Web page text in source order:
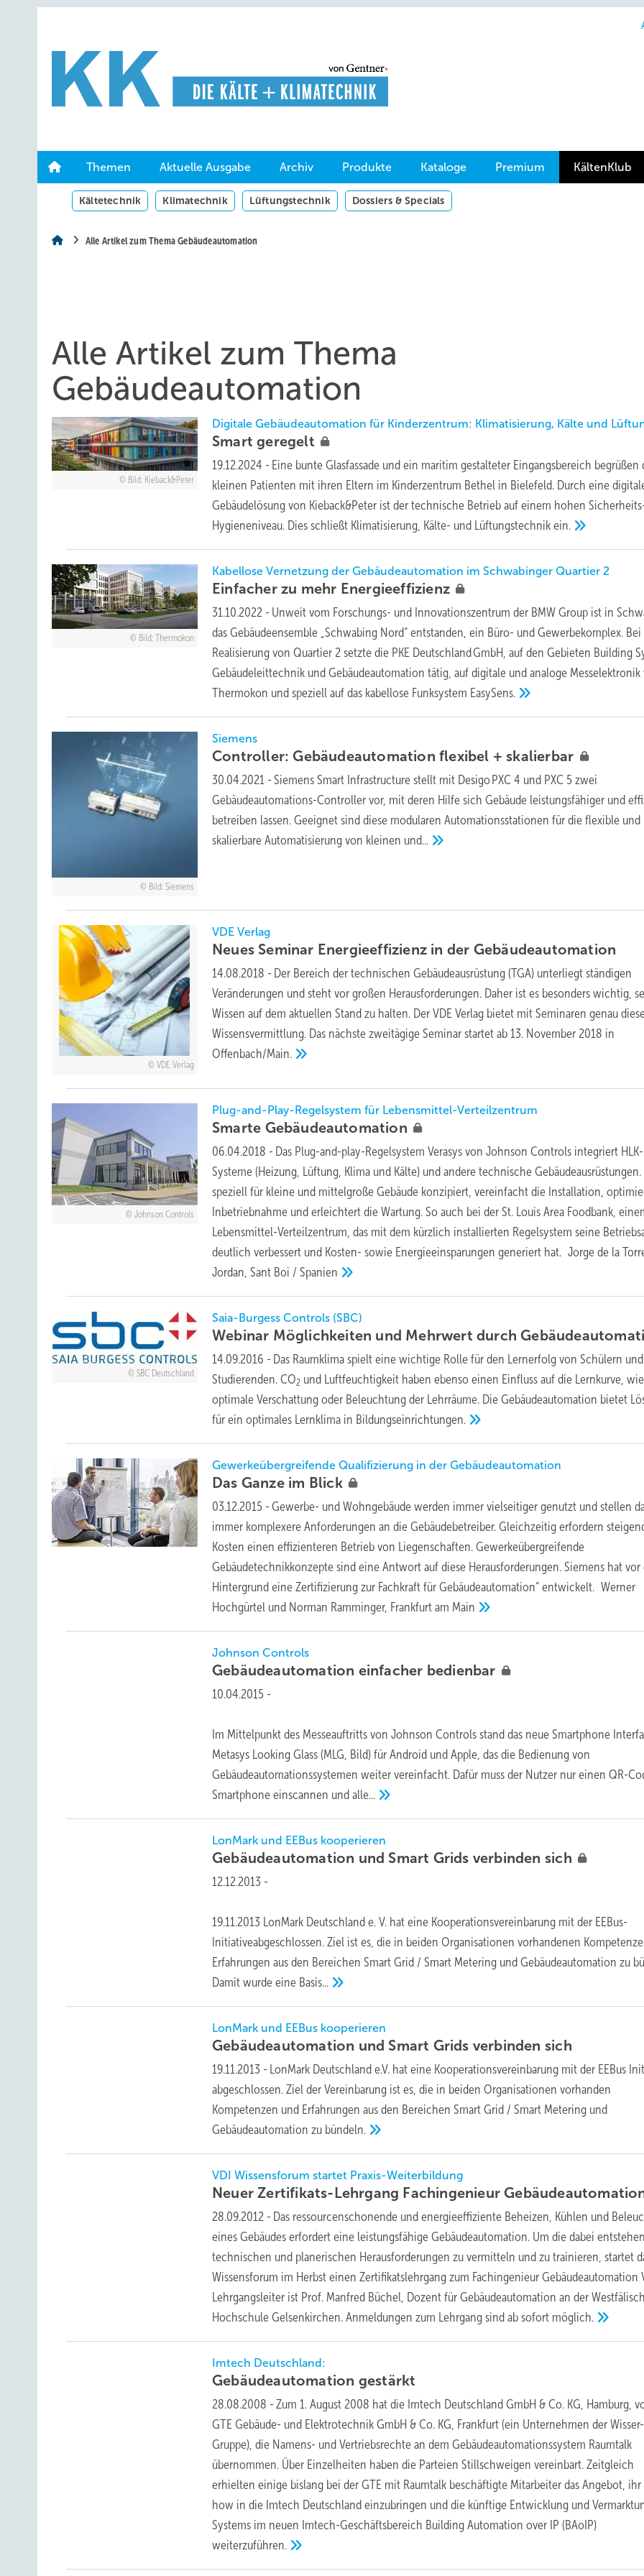
Hauptinhalt
Hauptmenü
Themen Aktuelle Ausgabe Archiv Produkte Kataloge Premium KältenKlub
Kältetechnik Klimatechnik Lüftungstechnik Dossiers & Specials
Alle Artikel zum Thema Gebäudeautomation
Alle Artikel zum Thema
Gebäudeautomation
Bild: Kieback&Peter
Digitale Gebäudeautomation für Kinderzentrum: Klimatisierung, Kälte und
Smartgeregelt
19.12.2024 - Eine bunte Glasfassade und ein maritim gestalteter Eingangsbereich begrüßen
kleinen Patienten mit ihren Eltern im Kinderzentrum Bethel in Bielefeld. Durch eine
Gebäudelösung von Kieback&Peter ist der technische Betrieb auf einem hohen
Hygieneniveau. Dies schließt Klimatisierung, Kälte- und Lüftungstechnikein.
Bild: Thermokon
Kabellose Vernetzung der Gebäudeautomation im Schwabinger Quartier 2
Einfacher zu mehr Energieeffizienz
31.10.2022 - Unweit vom Forschungs- und Innovationszentrum der BMW Group ist in
das Gebäudeensemble „Schwabing Nord“ entstanden, ein Büro- und Gewerbekomplex. Bei
Realisierung von Quartier 2 setzte die PKE Deutschland GmbH, auf den Gebieten Building
Gebäudeleittechnik und Gebäudeautomation tätig, auf digitale und analoge Messelektronik
Thermokon und speziell auf das kabellose Funksystem EasySens.
Bild: Siemens
Siemens
Controller: Gebäudeautomation flexibel +skalierbar
30.04.2021 - Siemens Smart Infrastructure stellt mit Desigo PXC 4 und PXC 5 zwei
Gebäudeautomations-Controller vor, mit deren Hilfe sich Gebäude leistungsfähiger und
betreiben lassen. Geeignet sind diese modularen Automationsstationen für die flexible und
skalierbare Automatisierung von kleinen und...
VDE Verlag
VDE Verlag
Neues Seminar Energieeffizienz in der Gebäudeautomation
14.08.2018 - Der Bereich der technischen Gebäudeausrüstung (TGA) unterliegt ständigen
Veränderungen und steht vor großen Herausforderungen. Daher ist es besonders wichtig,
Wissen auf dem aktuellen Stand zu halten. Der VDE Verlag bietet mit Seminaren genau
Wissensvermittlung. Das nächste zweitägige Seminar startet ab 13. November 2018 in
Offenbach/Main.
Johnson Controls
Plug-and-Play-Regelsystem für Lebensmittel-Verteilzentrum
Smarte Gebäudeautomation
06.04.2018 - Das Plug-and-play-Regelsystem Verasys von Johnson Controls integriert HLK-
Systeme (Heizung, Lüftung, Klima und Kälte) und andere technische Gebäudeausrüstungen.
speziell für kleine und mittelgroße Gebäude konzipiert, vereinfacht die Installation,
Inbetriebnahme und erleichtert die Wartung. So auch bei der St. Louis Area Foodbank,
Lebensmittel-Verteilzentrum, das mit dem kürzlich installierten Regelsystem seine
deutlich verbessert und Kosten- sowie Energieeinsparungen generiert hat. Jorge de la
Jordan, Sant Boi / Spanien
SBC Deutschland
Saia-Burgess Controls (SBC)
Webinar Möglichkeiten und Mehrwert durch
14.09.2016 - Das Raumklima spielt eine wichtige Rolle für den Lernerfolg von Schülern und
Studierenden. CO2 und Luftfeuchtigkeit haben ebenso einen Einfluss auf die Lernkurve,
optimale Verschattung oder Beleuchtung der Lehrräume. Die Gebäudeautomation bietet
für ein optimales Lernklima in Bildungseinrichtungen.
Gewerkeübergreifende Qualifizierung in der Gebäudeautomation
Das Ganze im Blick
03.12.2015 - Gewerbe- und Wohngebäude werden immer vielseitiger genutzt und stellen
immer komplexere Anforderungen an die Gebäudebetreiber. Gleichzeitig erfordern
Kosten einen effizienteren Betrieb von Liegenschaften. Gewerkeübergreifende
Gebäudetechnikkonzepte sind eine Antwort auf diese Herausforderungen. Siemens hat vor
Hintergrund eine Zertifizierung zur Fachkraft für Gebäudeautomation“ entwickelt.Werner
Hochgürtel und Norman Ramminger, Frankfurt am Main
Johnson Controls
Gebäudeautomation einfacher bedienbar
10.04.2015 -
Im Mittelpunkt des Messeauftritts von Johnson Controls stand das neue Smartphone
Metasys Looking Glass (MLG, Bild) für Android und Apple, das die Bedienung von
Gebäudeautomationssystemen weiter vereinfacht. Dafür muss der Nutzer nur einen QR-
Smartphone einscannen undalle...
LonMark und EEBus kooperieren
Gebäudeautomation und Smart Grids verbinden sich
12.12.2013 -
19.11.2013 LonMark Deutschland e. V. hat eine Kooperationsvereinbarung mit der EEBus-
Initiativeabgeschlossen. Ziel ist es, die in beiden Organisationen vorhandenen
Erfahrungen aus den Bereichen Smart Grid / Smart Metering und Gebäudeautomation zu
Damit wurde eine Basis...
LonMark und EEBus kooperieren
Gebäudeautomation und Smart Grids verbinden sich
19.11.2013 - LonMark Deutschland e.V. hat eine Kooperationsvereinbarung mit der EEBus
abgeschlossen. Ziel der Vereinbarung ist es, die in beiden Organisationen vorhanden
Kompetenzen und Erfahrungen aus den Bereichen Smart Grid / Smart Metering und
Gebäudeautomation zu bündeln.
VDI Wissensforum startet Praxis-Weiterbildung
Neuer Zertifikats-Lehrgang Fachingenieur
28.09.2012 - Das ressourcenschonende und energieeffiziente Beheizen, Kühlen und
eines Gebäudes erfordert eine leistungsfähige Gebäudeautomation. Um die dabei
technischen und planerischen Herausforderungen zu vermitteln und zu trainieren, startet
Wissensforum im Herbst einen Zertifikatslehrgang zum Fachingenieur Gebäudeautomation
Lehrgangsleiter ist Prof. Manfred Büchel, Dozent für Gebäudeautomation an der
Hochschule Gelsenkirchen. Anmeldungen zum Lehrgang sind ab sofort möglich.
Imtech Deutschland:
Gebäudeautomation gestärkt
28.08.2008 - Zum 1. August 2008 hat die Imtech Deutschland GmbH & Co. KG, Hamburg,
GTE Gebäude- und Elektrotechnik GmbH & Co. KG, Frankfurt (ein Unternehmen der Wisser-
Gruppe), die Namens- und Vertriebsrechte an dem Gebäudeautomationssystem Raumtalk
übernommen. Über Einzelheiten haben die Parteien Stillschweigen vereinbart. Zeitgleich
erhielten einige bislang bei der GTE mit Raumtalk beschäftigte Mitarbeiter das Angebot,
how in die Imtech Deutschland einzubringen und die künftige Entwicklung und
Systems im neuen Imtech-Geschäftsbereich Building Automation over IP (BAoIP)
weiterzuführen.